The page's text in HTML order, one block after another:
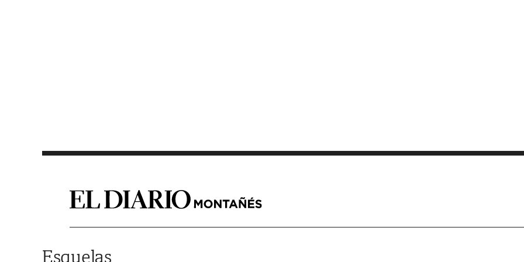
Esquelas